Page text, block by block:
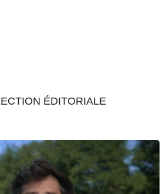
ÉDITORIALE